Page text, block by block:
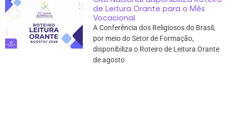
de Leitura Orante para o Mês
Vocacional
A Conferência dos Religiosos do Brasil,
por meio do Setor de Formação,
disponibiliza o Roteiro de Leitura Orante
de agosto